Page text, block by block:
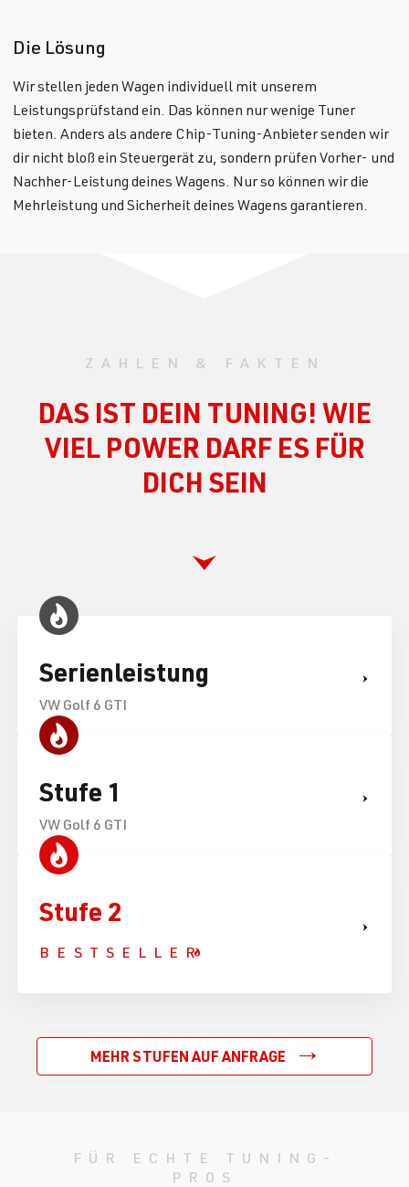
Die Lösung
Wir stellen jeden Wagen individuell mit unserem
Leistungsprüfstand ein. Das können nur wenige Tuner
bieten. Anders als andere Chip-Tuning-Anbieter senden wir
dir nicht bloß ein Steuergerät zu, sondern prüfen Vorher- und
Nachher-Leistung deines Wagens. Nur so können wir die
Mehrleistung und Sicherheit deines Wagens garantieren.
ZAHLEN & FAKTEN
DAS IST DEIN TUNING! WIE
VIEL POWER DARF ES FÜR
DICH SEIN
Serienleistung
VW Golf 6 GTI
Stufe 1
VW Golf 6 GTI
Stufe 2
BESTSELLER
MEHR STUFEN AUF ANFRAGE
FÜR ECHTE TUNING-
PROS